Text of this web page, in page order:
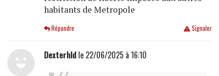
habitants de Metropole
Signaler
Répondre
Dexterhldle 22/06/2025 à 16:10